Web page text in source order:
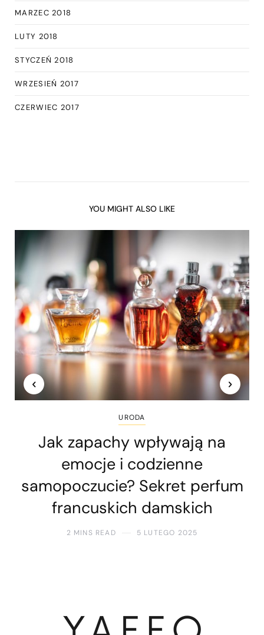
MARZEC 2018
LUTY 2018
STYCZEŃ 2018
WRZESIEŃ 2017
CZERWIEC 2017
YOU MIGHT ALSO LIKE
URODA
Jak zapachy wpływają na
emocje i codzienne
samopoczucie? Sekret perfum
francuskich damskich
2 MINS READ 5 LUTEGO 2025